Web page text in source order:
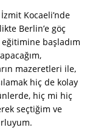
Kocaeli’nde
Berlin’e göç
eğitimine başladım
mazeretleri ile,
hiç de kolay
hiç mi hiç
seçtiğim ve